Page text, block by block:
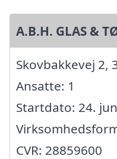
A.B.H. GLAS &
Skovbakkevej 2,
Ansatte: 1
Startdato: 24.
CVR: 28859600